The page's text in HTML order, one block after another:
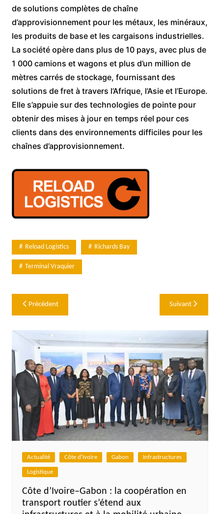
de solutions complètes de chaîne
d’approvisionnement pour les métaux, les minéraux,
les produits de base et les cargaisons industrielles.
La société opère dans plus de 10 pays, avec plus de
1 000 camions et wagons et plus d’un million de
mètres carrés de stockage, fournissant des
solutions de fret à travers l’Afrique, l’Asie et l’Europe.
Elle s’appuie sur des technologies de pointe pour
obtenir des mises à jour en temps réel pour ces
clients dans des environnements difficiles pour les
chaînes d’approvisionnement.
Reload Logistics Richards Bay
Terminal Vraquier
Navigation
de
l’article
Précédent Suivant
Actualité Côte d'Ivoire Gabon Infrastructures
Logistique
Côte d’Ivoire–Gabon : la coopération en
transport routier s’étend aux